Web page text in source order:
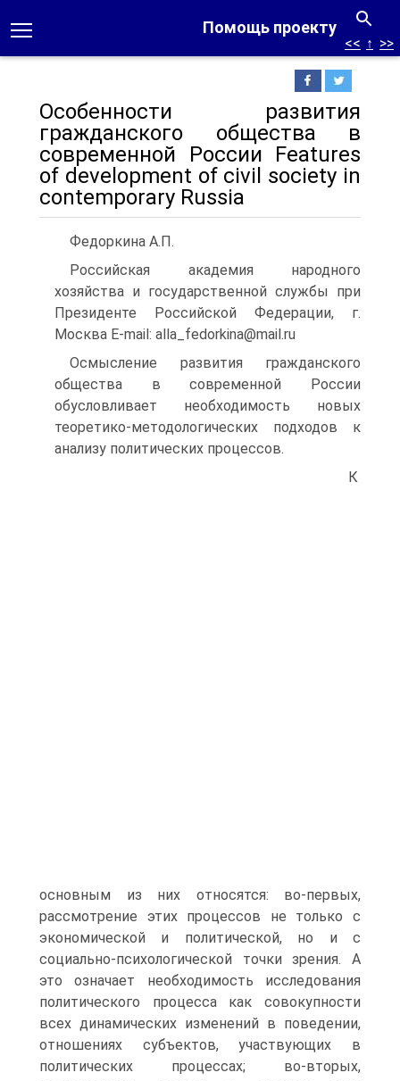
Помощь проекту
<< ↑ >>
Особенности развития
гражданского общества в
современной России Features
of development of civil society in
contemporary Russia
Федоркина А.П.
Российская академия народного
хозяйства и государственной службы при
Президенте Российской Федерации, г.
Москва E-mail: alla_fedorkina@mail.ru
Осмысление развития гражданского
общества в современной России
обусловливает необходимость новых
теоретико-методологических подходов к
анализу политических про­цессов.
К
основным из них относятся: во-первых,
рассмотрение этих процессов не только с
экономической и политической, но и с
социально-психологической точки зрения. А
это означает необходимость исследования
политического процесса как совокупности
всех динамических изменений в поведении,
отношениях субъектов, участвующих в
политиче­ских процессах; во-вторых,